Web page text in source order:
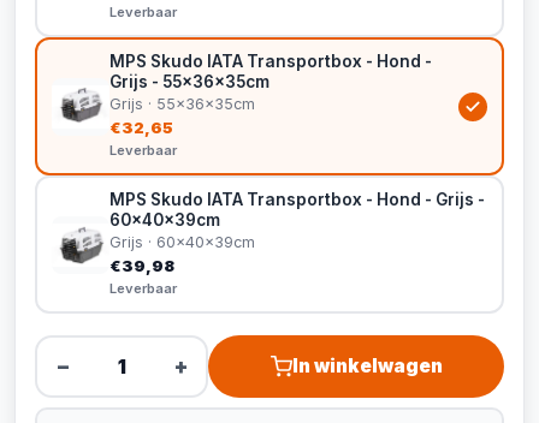
Leverbaar
MPS Skudo IATA Transportbox - Hond -
Grijs - 55x36x35cm
Grijs · 55x36x35cm
€32,65
Leverbaar
MPS Skudo IATA Transportbox - Hond - Grijs -
60x40x39cm
Grijs · 60x40x39cm
€39,98
Leverbaar
− + In winkelwagen